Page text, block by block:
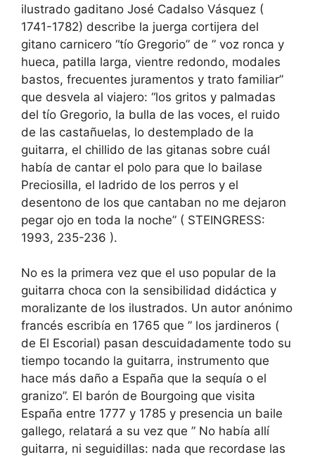
ilustrado gaditano José Cadalso Vásquez (
1741-1782) describe la juerga cortijera del
gitano carnicero “tío Gregorio” de ” voz ronca y
hueca, patilla larga, vientre redondo, modales
bastos, frecuentes juramentos y trato familiar”
que desvela al viajero: “los gritos y palmadas
del tío Gregorio, la bulla de las voces, el ruido
de las castañuelas, lo destemplado de la
guitarra, el chillido de las gitanas sobre cuál
había de cantar el polo para que lo bailase
Preciosilla, el ladrido de los perros y el
desentono de los que cantaban no me dejaron
pegar ojo en toda la noche” ( STEINGRESS:
1993, 235-236 ).
No es la primera vez que el uso popular de la
guitarra choca con la sensibilidad didáctica y
moralizante de los ilustrados. Un autor anónimo
francés escribía en 1765 que ” los jardineros (
de El Escorial) pasan descuidadamente todo su
tiempo tocando la guitarra, instrumento que
hace más daño a España que la sequía o el
granizo”. El barón de Bourgoing que visita
España entre 1777 y 1785 y presencia un baile
gallego, relatará a su vez que ” No había allí
guitarra, ni seguidillas: nada que recordase las